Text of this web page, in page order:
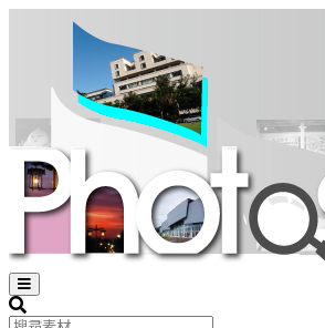
Open
sidebar
Search